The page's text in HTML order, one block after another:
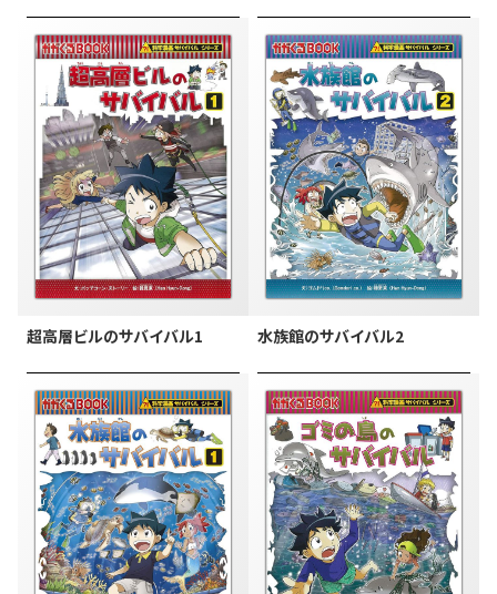
超高層ビルのサバイバル1 水族館のサバイバル2